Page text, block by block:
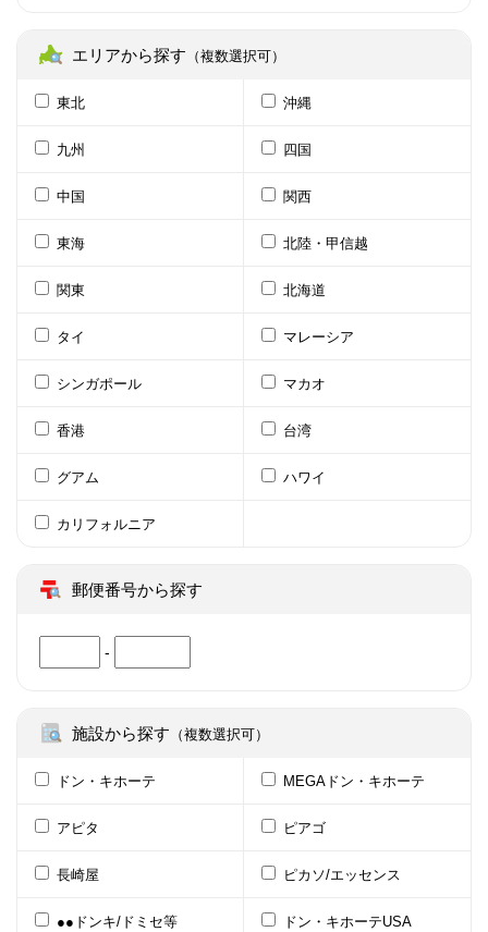
エリアから探す （複数選択可）
東北 沖縄
九州 四国
中国 関西
東海 北陸・甲信越
関東 北海道
タイ マレーシア
シンガポール マカオ
香港 台湾
グアム ハワイ
カリフォルニア
郵便番号から探す
-
施設から探す （複数選択可）
ドン・キホーテ MEGAドン・キホーテ
アピタ ピアゴ
長崎屋 ピカソ/エッセンス
●●ドンキ/ドミセ等 ドン・キホーテUSA